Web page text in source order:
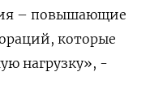
– повышающие
которые
нагрузку», -